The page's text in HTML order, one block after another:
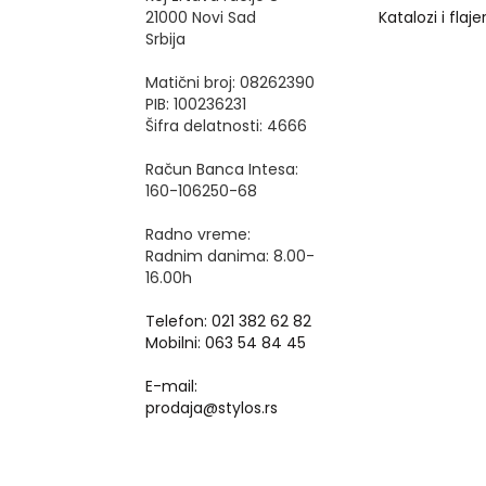
21000 Novi Sad
Srbija
Matični broj: 08262390
PIB: 100236231
Šifra delatnosti: 4666
Račun Banca Intesa:
160-106250-68
Radno vreme:
Radnim danima: 8.00-
16.00h
Telefon: 021 382 62 82
Mobilni: 063 54 84 45
E-mail:
prodaja@stylos.rs
Katalozi i